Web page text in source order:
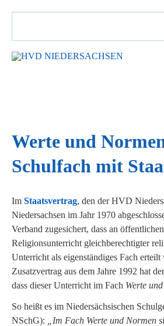
SUCHBEGRIFFE
Werte und
Schulfach mit
Im Staatsvertrag, den der HVD
Niedersachsen im Jahr 1970
Verband zugesichert, dass an
Religionsunterricht gleichberechtigter
Unterricht als eigenständiges Fach
Zusatzvertrag aus dem Jahre 1992 hat
dass dieser Unterricht im Fach Werte
So heißt es im Niedersächsischen
NSchG):
„Im Fach Werte und Normen